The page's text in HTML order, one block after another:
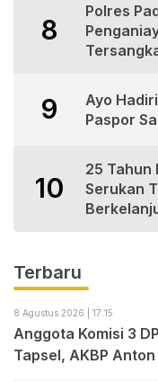
8
Polres
9
Ayo
Paspor
10
25 Tahun
Serukan
Terbaru
8 Agustus 2026 | 17:15
Anggota Komisi 3
Tapsel, AKBP